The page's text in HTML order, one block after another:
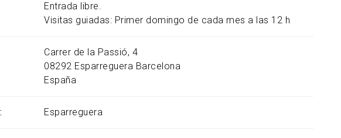
Entrada libre.
Visitas guiadas: Primer domingo de cada mes a las 12 h
Carrer de la Passió, 4
08292 Esparreguera Barcelona
España
Esparreguera